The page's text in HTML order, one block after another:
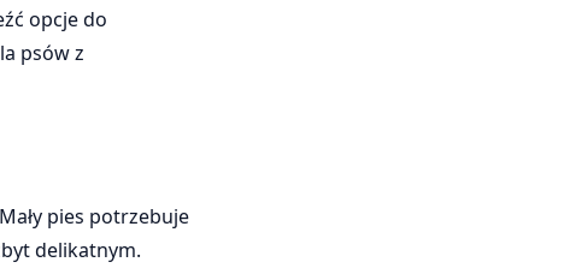
opcje do
psów z
pies potrzebuje
delikatnym.